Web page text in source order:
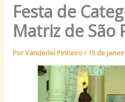
Festa de
Matriz de São
PorVanderlei Pinheiro/ 15 de